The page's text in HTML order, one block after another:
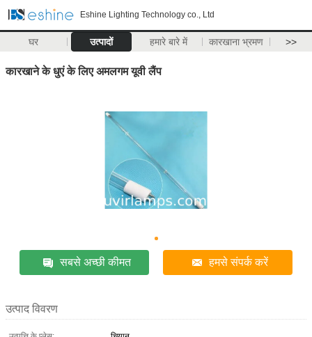
Eshine Lighting Technology co., Ltd
घर उत्पादों हमारे बारे में कारखाना भ्रमण >>
कारखाने के धुएं के लिए अमलगम यूवी लैंप
सबसे अच्छी कीमत हमसे संपर्क करें
उत्पाद विवरण